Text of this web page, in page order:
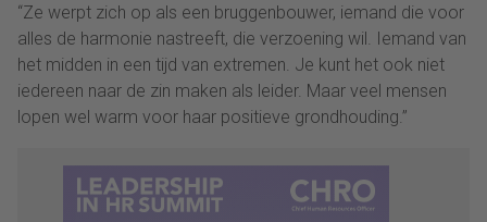
“Ze werpt zich op als een bruggenbouwer, iemand die voor
alles de harmonie nastreeft, die verzoening wil. Iemand van
het midden in een tijd van extremen. Je kunt het ook niet
iedereen naar de zin maken als leider. Maar veel mensen
lopen wel warm voor haar positieve grondhouding.”